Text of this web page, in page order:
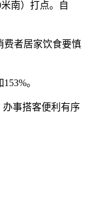
南）打点。自
者居家饮食要慎
。
事搭客便利有序